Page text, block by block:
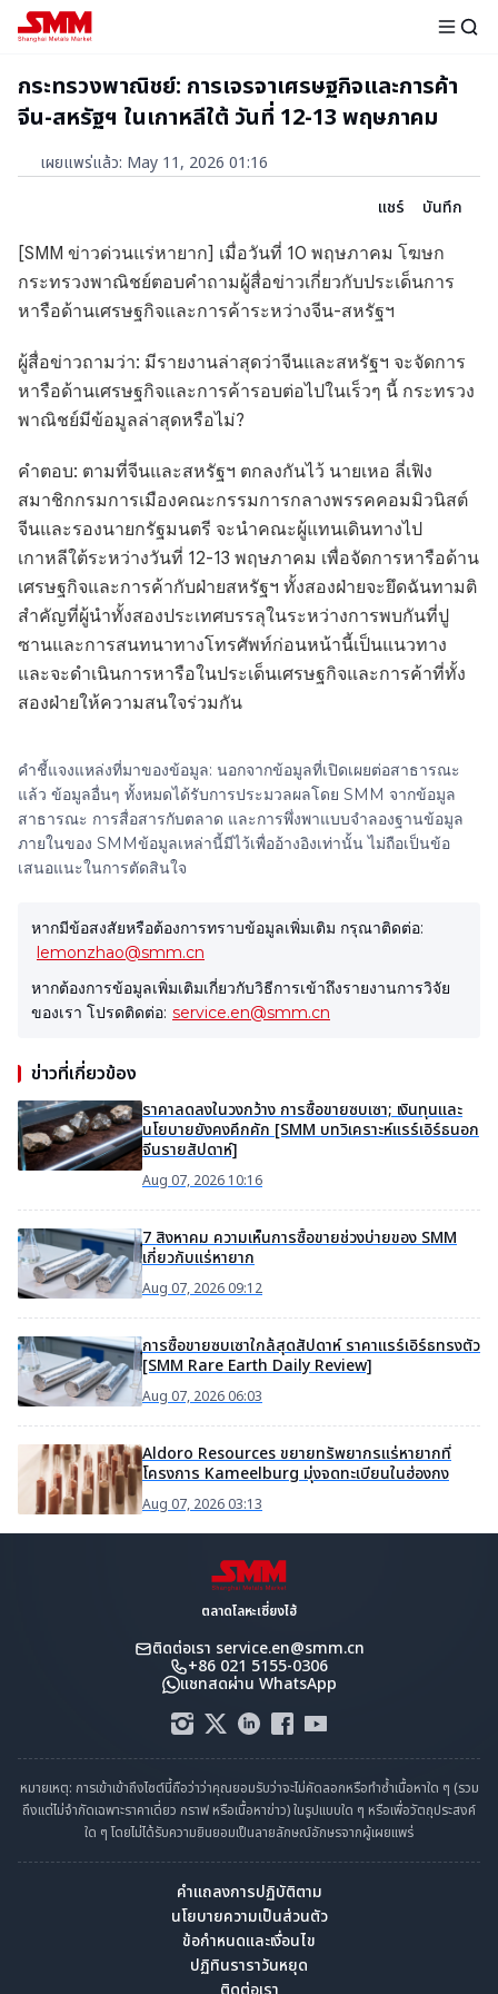
กระทรวงพาณิชย์: การเจรจาเศรษฐกิจและการค้า
จีน-สหรัฐฯ ในเกาหลีใต้ วันที่ 12-13 พฤษภาคม
เผยแพร่แล้ว: May 11, 2026 01:16
แชร์
บันทึก
[SMM ข่าวด่วนแร่หายาก] เมื่อวันที่ 10 พฤษภาคม โฆษก
กระทรวงพาณิชย์ตอบคำถามผู้สื่อข่าวเกี่ยวกับประเด็นการ
หารือด้านเศรษฐกิจและการค้าระหว่างจีน-สหรัฐฯ
ผู้สื่อข่าวถามว่า: มีรายงานล่าสุดว่าจีนและสหรัฐฯ จะจัดการ
หารือด้านเศรษฐกิจและการค้ารอบต่อไปในเร็วๆ นี้ กระทรวง
พาณิชย์มีข้อมูลล่าสุดหรือไม่?
คำตอบ: ตามที่จีนและสหรัฐฯ ตกลงกันไว้ นายเหอ ลี่เฟิง
สมาชิกกรมการเมืองคณะกรรมการกลางพรรคคอมมิวนิสต์
จีนและรองนายกรัฐมนตรี จะนำคณะผู้แทนเดินทางไป
เกาหลีใต้ระหว่างวันที่ 12-13 พฤษภาคม เพื่อจัดการหารือด้าน
เศรษฐกิจและการค้ากับฝ่ายสหรัฐฯ ทั้งสองฝ่ายจะยึดฉันทามติ
สำคัญที่ผู้นำทั้งสองประเทศบรรลุในระหว่างการพบกันที่ปู
ซานและการสนทนาทางโทรศัพท์ก่อนหน้านี้เป็นแนวทาง
และจะดำเนินการหารือในประเด็นเศรษฐกิจและการค้าที่ทั้ง
สองฝ่ายให้ความสนใจร่วมกัน
คำชี้แจงแหล่งที่มาของข้อมูล: นอกจากข้อมูลที่เปิดเผยต่อสาธารณะ
แล้ว ข้อมูลอื่นๆ ทั้งหมดได้รับการประมวลผลโดย SMM จากข้อมูล
สาธารณะ การสื่อสารกับตลาด และการพึ่งพาแบบจำลองฐานข้อมูล
ภายในของ SMMข้อมูลเหล่านี้มีไว้เพื่ออ้างอิงเท่านั้น ไม่ถือเป็นข้อ
เสนอแนะในการตัดสินใจ
หากมีข้อสงสัยหรือต้องการทราบข้อมูลเพิ่มเติม กรุณาติดต่อ:
lemonzhao@smm.cn
หากต้องการข้อมูลเพิ่มเติมเกี่ยวกับวิธีการเข้าถึงรายงานการวิจัย
ของเรา โปรดติดต่อ: service.en@smm.cn
ข่าวที่เกี่ยวข้อง
ราคาลดลงในวงกว้าง การซื้อขายซบเซา; เงินทุนและ
นโยบายยังคงคึกคัก [SMM บทวิเคราะห์แรร์เอิร์ธนอก
จีนรายสัปดาห์]
Aug 07, 2026 10:16
7 สิงหาคม ความเห็นการซื้อขายช่วงบ่ายของ SMM
เกี่ยวกับแร่หายาก
Aug 07, 2026 09:12
การซื้อขายซบเซาใกล้สุดสัปดาห์ ราคาแรร์เอิร์ธทรงตัว
[SMM Rare Earth Daily Review]
Aug 07, 2026 06:03
Aldoro Resources ขยายทรัพยากรแร่หายากที่
โครงการ Kameelburg มุ่งจดทะเบียนในฮ่องกง
Aug 07, 2026 03:13
ตลาดโลหะเซี่ยงไฮ้
ติดต่อเรา service.en@smm.cn
+86 021 5155-0306
แชทสดผ่าน WhatsApp
หมายเหตุ: การเข้าเข้าถึงไซต์นี้ถือว่าว่าคุณยอมรับว่าจะไม่คัดลอกหรือทำซ้ำเนื้อหาใด ๆ (รวม
ถึงแต่ไม่จำกัดเฉพาะราคาเดี่ยว กราฟ หรือเนื้อหาข่าว) ในรูปแบบใด ๆ หรือเพื่อวัตถุประสงค์
ใด ๆ โดยไม่ได้รับความยินยอมเป็นลายลักษณ์อักษรจากผู้เผยแพร่
คำแถลงการปฏิบัติตาม
นโยบายความเป็นส่วนตัว
ข้อกำหนดและเงื่อนไข
ปฏิทินราราวันหยุด